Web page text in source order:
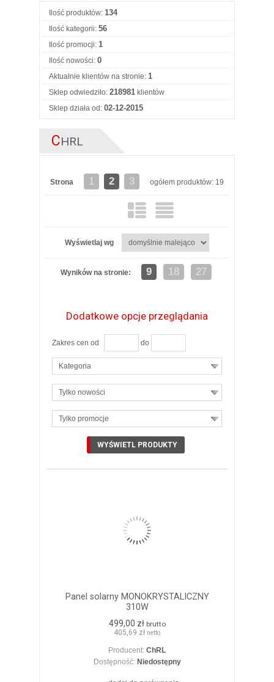
Ilość produktów: 134
Ilość kategorii: 56
Ilość promocji: 1
Ilość nowości: 0
Aktualnie klientów na stronie: 1
Sklep odwiedziło: 218981 klientów
Sklep działa od: 02-12-2015
CHRL
Strona 1 2 3 ogółem produktów: 19
Wyświetlaj wg
Wyników na stronie: 9 18 27
Dodatkowe opcje przeglądania
Zakres cen od do
Kategoria
Tylko nowości
Tylko promocje
ZOBACZ SZCZEGÓŁY
Panel solarny MONOKRYSTALICZNY
310W
499,00 zł brutto
405,69 zł netto
Producent: ChRL
Dostępność: Niedostępny